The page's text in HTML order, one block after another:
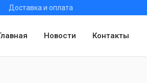
Доставка и оплата
Новости Контакты